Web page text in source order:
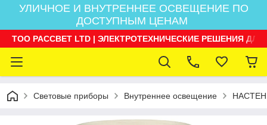
УЛИЧНОЕ И ВНУТРЕННЕЕ ОСВЕЩЕНИЕ ПО
ДОСТУПНЫМ ЦЕНАМ
ТОО РАССВЕТ LTD | ЭЛЕКТРОТЕХНИЧЕСКИЕ РЕШЕНИЯ
Световые приборы Внутреннее освещение